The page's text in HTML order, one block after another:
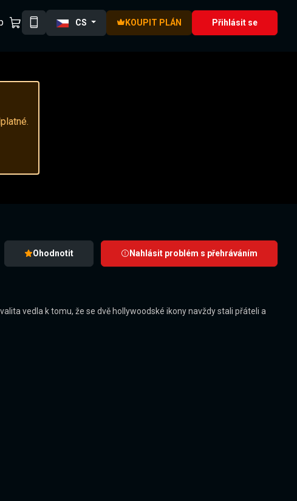
CS KOUPIT PLÁN Přihlásit se
Ohodnotit Nahlásit problém s přehráváním
vedla k tomu, že se dvě hollywoodské ikony navždy stali přáteli a